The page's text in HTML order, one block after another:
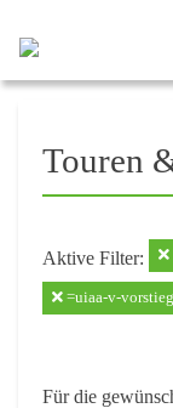
Touren
Aktive Filter:
=uiaa-v-vorstieg
Für die